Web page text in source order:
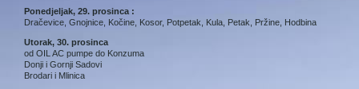
Ponedjeljak, 29. prosinca :
Dračevice, Gnojnice, Kočine, Kosor, Potpetak, Kula, Petak, Pržine, Hodbina
Utorak, 30. prosinca
od OIL AC pumpe do Konzuma
Donji i Gornji Sadovi
Brodari i Mlinica